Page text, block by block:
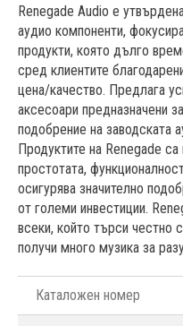
Renegade Audio е
аудио компоненти,
продукти, която дълго
сред клиентите
цена/качество. Предлага
аксесоари предназначени
подобрение на заводската
Продуктите на Renegade
простотата,
осигурява значително
от големи инвестиции.
всеки, който търси
получи много музика за
Каталожен номер